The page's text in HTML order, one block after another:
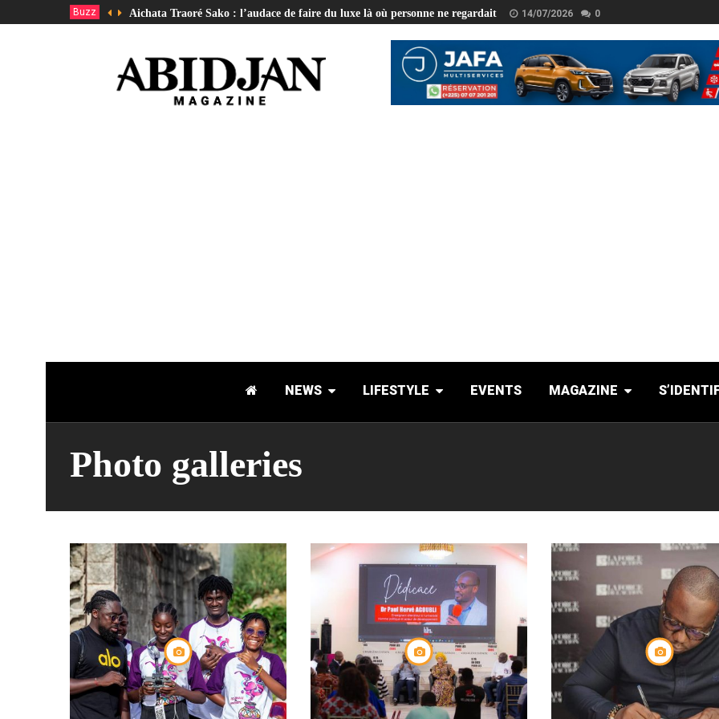
Buzz Aichata Traoré Sako : l’audace de faire du luxe là où personne ne regardait 14/07/2026 0
NEWS LIFESTYLE EVENTS MAGAZINE
Photo galleries